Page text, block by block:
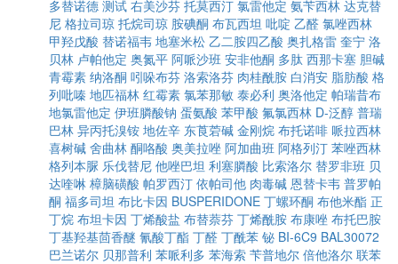
多替诺德 测试 右美沙芬 托莫西汀 氯雷他定 氨苄西林 达克替
尼 格拉司琼 托烷司琼 胺碘酮 布瓦西坦 吡啶 乙醛 氯唑西林
甲羟戊酸 替诺福韦 地塞米松 乙二胺四乙酸 奥扎格雷 奎宁 洛
贝林 卢帕他定 奥氮平 阿哌沙班 安非他酮 多肽 西那卡塞 胆碱
青霉素 纳洛酮 吲哚布芬 洛索洛芬 肉桂酰胺 白消安 脂肪酸 格
列吡嗪 地匹福林 红霉素 氯苯那敏 泰必利 奥洛他定 帕瑞昔布
地氯雷他定 伊班膦酸钠 蛋氨酸 苯甲酸 氟氯西林 D-泛醇 普瑞
巴林 异丙托溴铵 地佐辛 东莨菪碱 金刚烷 布托诺啡 哌拉西林
喜树碱 舍曲林 酮咯酸 奥美拉唑 阿加曲班 阿格列汀 苯唑西林
格列本脲 乐伐替尼 他唑巴坦 利塞膦酸 比索洛尔 替罗非班 贝
达喹啉 樟脑磺酸 帕罗西汀 依帕司他 肉毒碱 恩替卡韦 普罗帕
酮 福多司坦 布比卡因 BUSPERIDONE 丁螺环酮 布他米酯 正
丁烷 布坦卡因 丁烯酸盐 布替萘芬 丁烯酰胺 布康唑 布托巴胺
丁基羟基茴香醚 氰酸丁酯 丁醛 丁酰苯 铋 BI-6C9 BAL30072
巴兰诺尔 贝那普利 苯哌利多 苯海索 苄普地尔 倍他洛尔 联苯